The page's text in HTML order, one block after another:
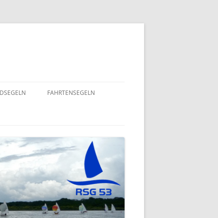
UND
– 2022
FAHRTENSEGELN
EINE HERZENSANGELEGENHEIT
VON UNSEREM SPORTSFREUND
STEFAN GOSSING!
SOMMERFLOTTILLE 2024 – „VIEL-
INSEL-TOUR“